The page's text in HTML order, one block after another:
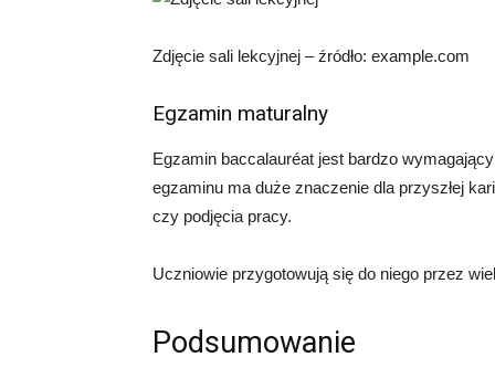
Zdjęcie sali lekcyjnej – źródło: example.com
Egzamin maturalny
Egzamin baccalauréat jest bardzo
egzaminu ma duże znaczenie dla przyszłej
czy podjęcia pracy.
Uczniowie przygotowują się do niego przez
Podsumowanie